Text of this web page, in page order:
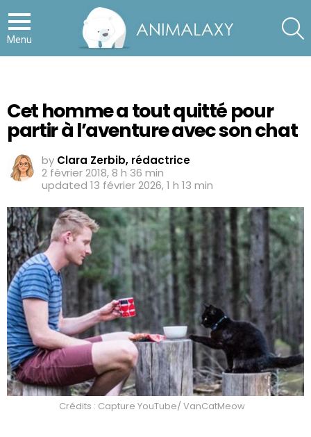
Menu
Cet homme a tout quitté pour
partir à l’aventure avec son chat
by Clara Zerbib, rédactrice
2 février 2018, 8 h 36 min
updated 13 février 2026, 1 h 13 min
Crédits : Capture YouTube/ VanCatMeow